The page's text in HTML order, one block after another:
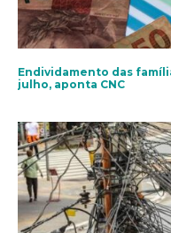
Endividamento das
julho, aponta CNC